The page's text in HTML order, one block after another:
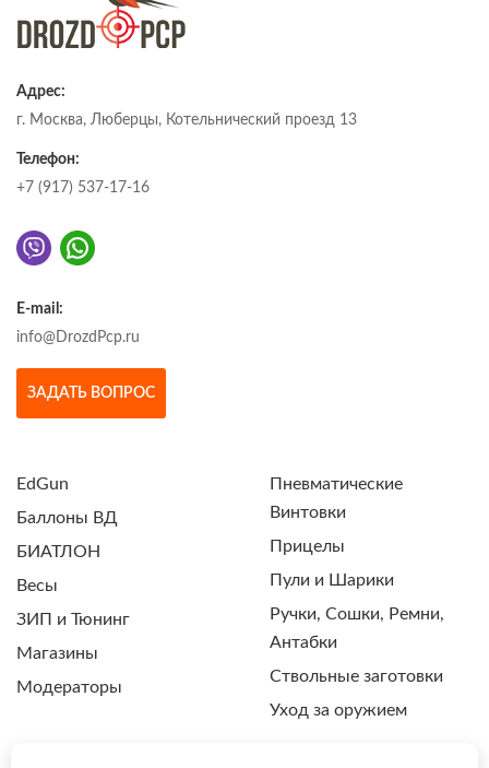
Адрес:
г. Москва, Люберцы, Котельнический проезд 13
Телефон:
+7 (917) 537-17-16
E-mail:
info@DrozdPcp.ru
ЗАДАТЬ ВОПРОС
EdGun
Баллоны ВД
БИАТЛОН
Весы
ЗИП и Тюнинг
Магазины
Модераторы
Пневматические
Винтовки
Прицелы
Пули и Шарики
Ручки, Сошки, Ремни,
Антабки
Ствольные заготовки
Уход за оружием